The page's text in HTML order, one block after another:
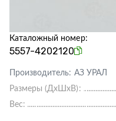
Каталожный номер:
5557-4202120
Производитель: АЗ УРАЛ
Размеры (ДхШхВ):
Вес: